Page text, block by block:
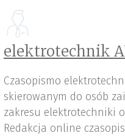
elektrotechnik
Czasopismo
skierowanym do osób
zakresu elektrotechniki
Redakcja online